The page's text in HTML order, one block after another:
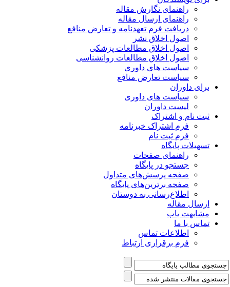
راهنمای نگارش مقاله
راهنمای ارسال مقاله
دریافت فرم تعهدنامه و تعارض منافع
اصول اخلاق نشر
اصول اخلاق مطالعات پزشکی
اصول اخلاق مطالعات روانشناسی
سیاست های داوری
سیاست تعارض منافع
برای داوران
سیاست های داوری
لیست داوران
ثبت نام و اشتراک
فرم اشتراک خبرنامه
فرم ثبت نام
تسهیلات پایگاه
راهنمای صفحات
جستجو در پایگاه
صفحه پرسش‌های متداول
صفحه برترین‌های پایگاه
اطلاع‌رسانی به دوستان
ارسال مقاله
مشابهت یاب
تماس با ما
اطلاعات تماس
فرم برقراری ارتباط